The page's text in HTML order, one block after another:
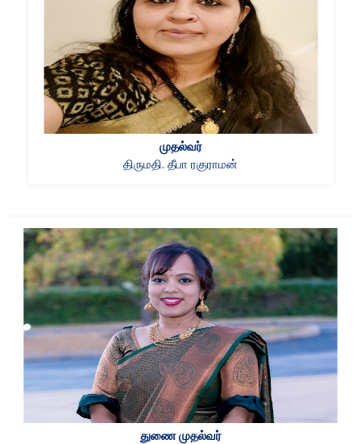
முதல்வர்
திருமதி. தீபா ரகுராமன்
துணை முதல்வர்